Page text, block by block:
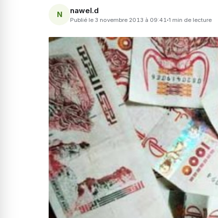
N nawel.d
Publié le 3 novembre 2013 à 09:41 1 min de lecture